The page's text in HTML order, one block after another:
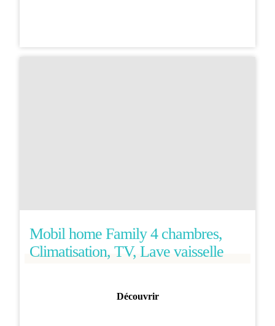
Mobil home Family 4 chambres,
Climatisation, TV, Lave vaisselle
Découvrir